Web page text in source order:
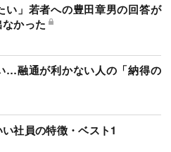
い」若者への豊田章男の回答が
かった
…融通が利かない人の「納得の
社員の特徴・ベスト1